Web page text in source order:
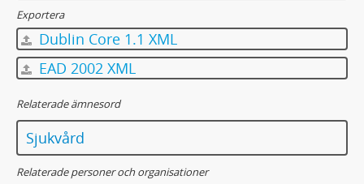
Exportera
Dublin Core 1.1 XML
EAD 2002 XML
Relaterade ämnesord
Sjukvård
Relaterade personer och organisationer